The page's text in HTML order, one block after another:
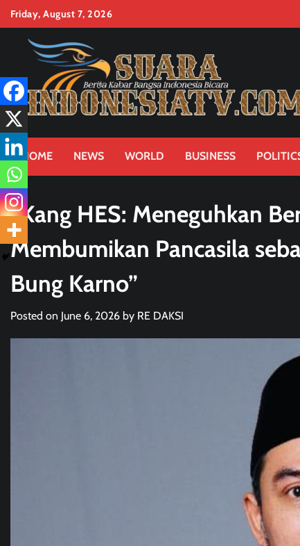
Skip
content
Friday, August 7, 2026
HOME NEWS WORLD BUSINESS
“Kang HES: Meneguhkan
Membumikan Pancasila
Bung Karno”
Posted on June 6, 2026 by RE DAKSI